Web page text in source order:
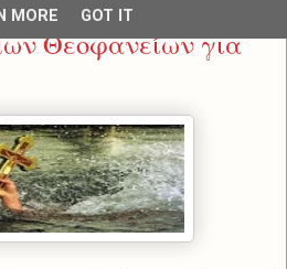
Θεοφανείων για
MORE GOT IT